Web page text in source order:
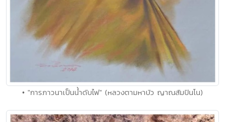
• "การภาวนาเป็นน้ำดับไฟ" (หลวงตามหาบัว ญาณสัมปันโน)